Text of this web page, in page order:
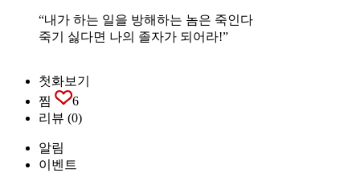
“내가 하는 일을 방해하는 놈은 죽인다
죽기 싫다면 나의 졸자가 되어라!”
첫화보기
찜
6
리뷰 (0)
알림
이벤트